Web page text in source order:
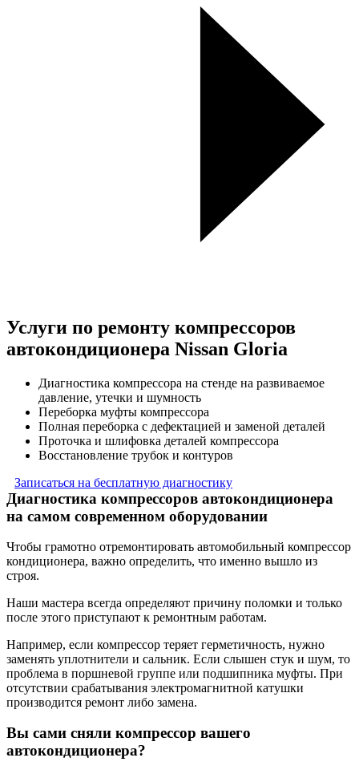
Услуги по ремонту компрессоров
автокондиционера Nissan Gloria
Диагностика компрессора на стенде на развиваемое
давление, утечки и шумность
Переборка муфты компрессора
Полная переборка с дефектацией и заменой деталей
Проточка и шлифовка деталей компрессора
Восстановление трубок и контуров
Записаться на бесплатную диагностику
Диагностика компрессоров автокондиционера
на самом современном оборудовании
Чтобы грамотно отремонтировать автомобильный компрессор
кондиционера, важно определить, что именно вышло из
строя.
Наши мастера всегда определяют причину поломки и только
после этого приступают к ремонтным работам.
Например, если компрессор теряет герметичность, нужно
заменять уплотнители и сальник. Если слышен стук и шум, то
проблема в поршневой группе или подшипника муфты. При
отсутствии срабатывания электромагнитной катушки
производится ремонт либо замена.
Вы сами сняли компрессор вашего
автокондиционера?